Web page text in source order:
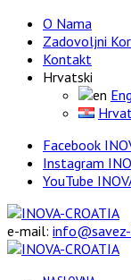
O Nama
Zadovoljni
Kontakt
Hrvatski
Facebook
Instagram
YouTube
e-mail: